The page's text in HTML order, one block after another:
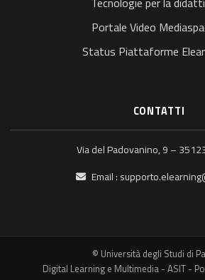
Portale Video
Status Piattaforme
CONTATTI
Via del Padovanino, 9 –
Email :
© Università degli Studi di
Digital Learning e Multimedia - ASIT -